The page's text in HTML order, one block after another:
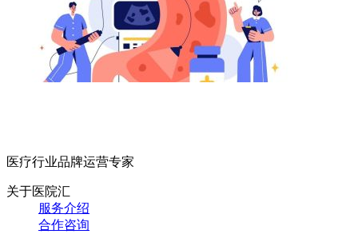
医疗行业品牌运营专家
关于医院汇
服务介绍
合作咨询